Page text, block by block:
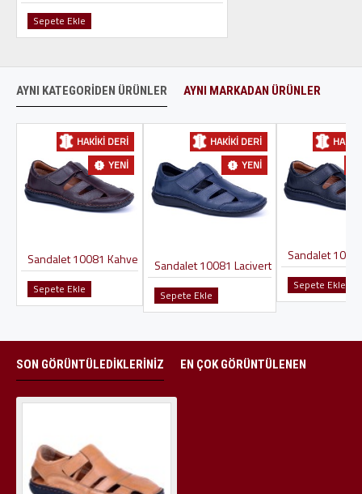
Sepete Ekle
AYNI KATEGORIDEN ÜRÜNLER AYNI MARKADAN ÜRÜNLER
HAKIKI DERI
YENI
Sandalet 10081 Kahve
Sepete Ekle
HAKIKI DERI
YENI
Sandalet 10081 Lacivert
Sepete Ekle
Sandalet
Sepete Ekle
SON GÖRÜNTÜLEDIKLERINIZ EN ÇOK GÖRÜNTÜLENEN